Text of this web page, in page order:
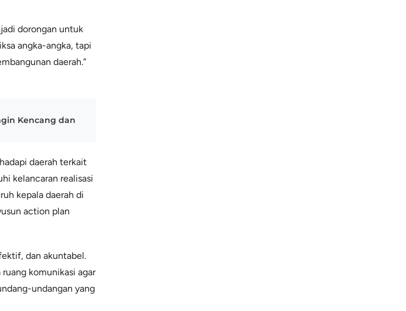
dorongan untuk
angka-angka, tapi
daerah.”
Kencang dan
daerah terkait
kelancaran realisasi
kepala daerah di
action plan
dan akuntabel.
komunikasi agar
undangan yang